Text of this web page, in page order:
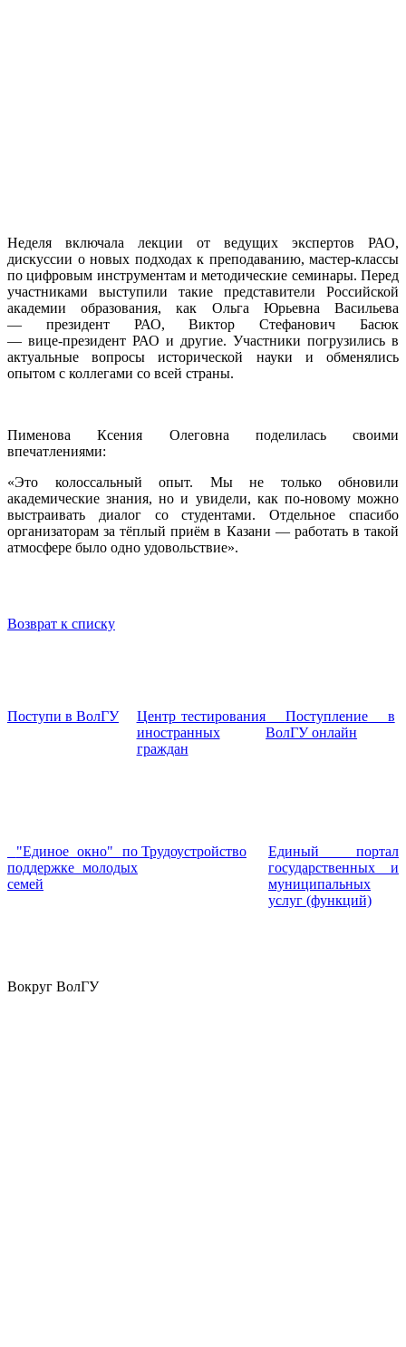
Неделя включала лекции от ведущих экспертов РАО,
дискуссии о новых подходах к преподаванию, мастер‑классы
по цифровым инструментам и методические семинары. Перед
участниками выступили такие представители Российской
академии образования, как Ольга Юрьевна Васильева
— президент РАО, Виктор Стефанович Басюк
— вице‑президент РАО и другие. Участники погрузились в
актуальные вопросы исторической науки и обменялись
опытом с коллегами со всей страны.
Пименова Ксения Олеговна поделилась своими
впечатлениями:
«Это колоссальный опыт. Мы не только обновили
академические знания, но и увидели, как по‑новому можно
выстраивать диалог со студентами. Отдельное спасибо
организаторам за тёплый приём в Казани — работать в такой
атмосфере было одно удовольствие».
Возврат к списку
Поступи в ВолГУ
Центр тестирования
иностранных
граждан
Поступление в
ВолГУ онлайн
"Единое окно" по
поддержке молодых
семей
Трудоустройство
Единый портал
государственных и
муниципальных
услуг (функций)
Вокруг ВолГУ